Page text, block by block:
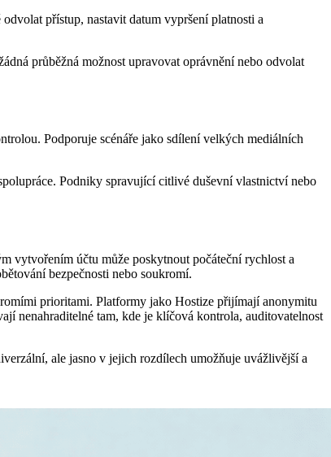
přístup, nastavit datum vypršení platnosti a
průběžná možnost upravovat oprávnění nebo odvolat
Podporuje scénáře jako sdílení velkých mediálních
Podniky spravující citlivé duševní vlastnictví nebo
vytvořením účtu může poskytnout počáteční rychlost a
bezpečnosti nebo soukromí.
prioritami. Platformy jako Hostize přijímají anonymitu
nenahraditelné tam, kde je klíčová kontrola, auditovatelnost
ale jasno v jejich rozdílech umožňuje uvážlivější a